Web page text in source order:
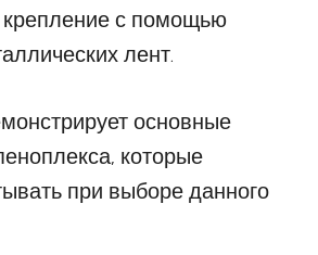
с помощью
лент.
основные
которые
при выборе данного